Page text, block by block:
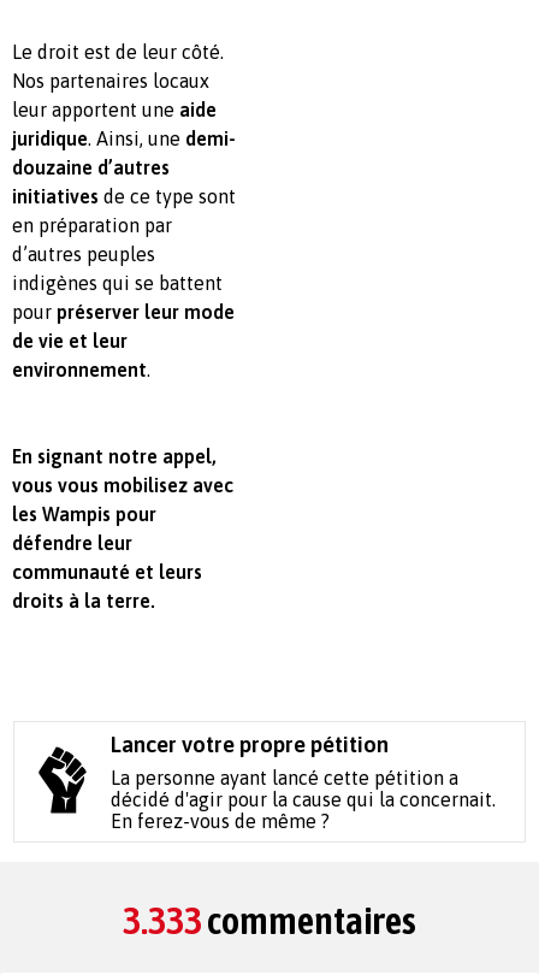
Le droit est de leur côté.
Nos partenaires locaux
leur apportent une aide
juridique. Ainsi, une demi-
douzaine d’autres
initiatives de ce type sont
en préparation par
d’autres peuples
indigènes qui se battent
pour préserver leur mode
de vie et leur
environnement.
En signant notre appel,
vous vous mobilisez avec
les Wampis pour
défendre leur
communauté et leurs
droits à la terre.
Lancer votre propre pétition
La personne ayant lancé cette pétition a
décidé d'agir pour la cause qui la concernait.
En ferez-vous de même ?
3.333commentaires